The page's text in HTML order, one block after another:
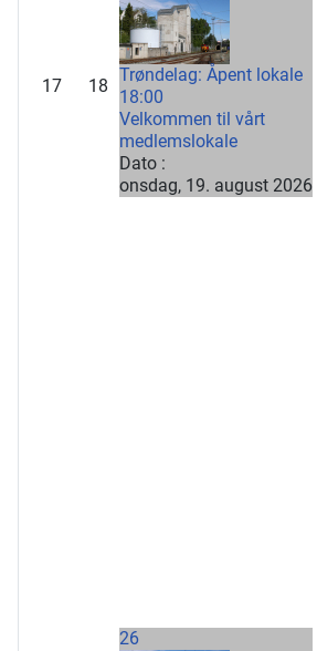
17 18
Trøndelag: Åpent lokale
18:00
Velkommen til vårt
medlemslokale
Dato :
onsdag, 19. august 2026
26